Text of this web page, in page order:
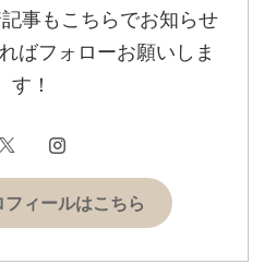
事もこちらでお知らせ
ばフォローお願いしま
す！
ィールはこちら